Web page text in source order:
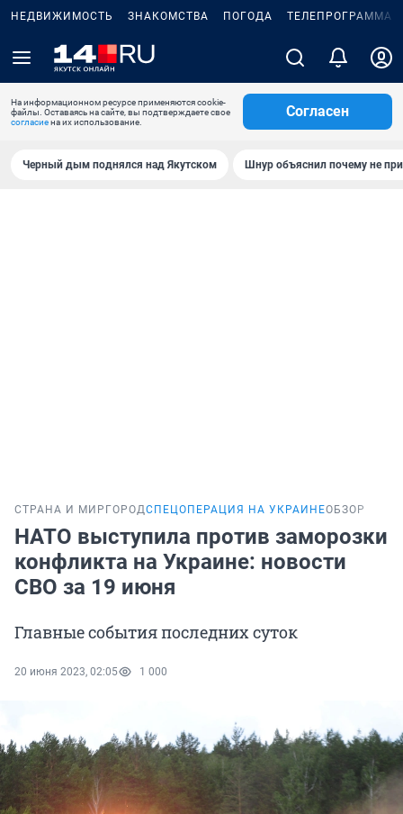
НЕДВИЖИМОСТЬ ЗНАКОМСТВА ПОГОДА ТЕЛЕПРОГРАММА
На информационном ресурсе применяются cookie-
файлы. Оставаясь на сайте, вы подтверждаете свое
согласиена их использование.
Согласен
Черный дым поднялся над Якутском Шнур объяснил почему не
СТРАНА И МИР ГОРОДСПЕЦОПЕРАЦИЯ НА УКРАИНЕОБЗОР
НАТО выступила против заморозки
конфликта на Украине: новости
СВО за 19 июня
Главные события последних суток
20 июня 2023, 02:05 1 000